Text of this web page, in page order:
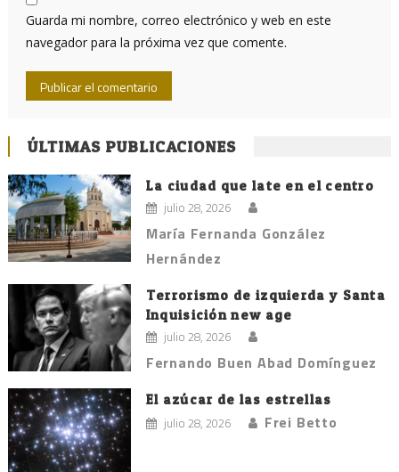
Guarda mi nombre, correo electrónico y web en este
navegador para la próxima vez que comente.
ÚLTIMAS PUBLICACIONES
La ciudad que late en el centro
julio 28, 2026
María Fernanda González
Hernández
Terrorismo de izquierda y Santa
Inquisición new age
julio 28, 2026
Fernando Buen Abad Domínguez
El azúcar de las estrellas
julio 28, 2026 Frei Betto